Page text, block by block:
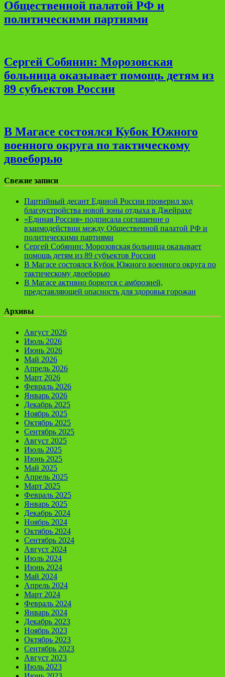
Общественной палатой РФ и
политическими партиями
Сергей Собянин: Морозовская
больница оказывает помощь детям из
89 субъектов России
В Магасе состоялся Кубок Южного
военного округа по тактическому
двоеборью
Свежие записи
Партийный десант Единой России проверил ход
благоустройства новой зоны отдыха в Джейрахе
«Единая Россия» подписала соглашение о
взаимодействии между Общественной палатой РФ и
политическими партиями
Сергей Собянин: Морозовская больница оказывает
помощь детям из 89 субъектов России
В Магасе состоялся Кубок Южного военного округа по
тактическому двоеборью
В Магасе активно борются с амброзией,
представляющей опасность для здоровья горожан
Архивы
Август 2026
Июль 2026
Июнь 2026
Май 2026
Апрель 2026
Март 2026
Февраль 2026
Январь 2026
Декабрь 2025
Ноябрь 2025
Октябрь 2025
Сентябрь 2025
Август 2025
Июль 2025
Июнь 2025
Май 2025
Апрель 2025
Март 2025
Февраль 2025
Январь 2025
Декабрь 2024
Ноябрь 2024
Октябрь 2024
Сентябрь 2024
Август 2024
Июль 2024
Июнь 2024
Май 2024
Апрель 2024
Март 2024
Февраль 2024
Январь 2024
Декабрь 2023
Ноябрь 2023
Октябрь 2023
Сентябрь 2023
Август 2023
Июль 2023